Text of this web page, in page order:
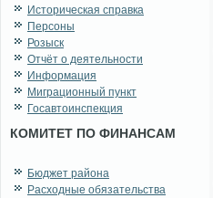
Историческая справка
Персоны
Розыск
Отчёт о деятельности
Информация
Миграционный пункт
Госавтоинспекция
КОМИТЕТ ПО ФИНАНСАМ
Бюджет района
Расходные обязательства